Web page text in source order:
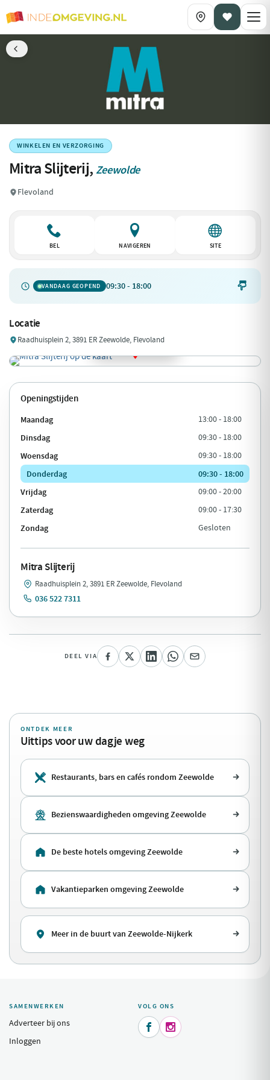
WINKELEN EN VERZORGING
Mitra Slijterij, Zeewolde
Flevoland
BEL NAVIGEREN SITE
VANDAAG GEOPEND 09:30 - 18:00 
Locatie
Raadhuisplein 2, 3891 ER Zeewolde, Flevoland
Openingstijden
Maandag 13:00 - 18:00
Dinsdag 09:30 - 18:00
Woensdag 09:30 - 18:00
Donderdag
09:30 - 18:00
Vrijdag
09:00 - 20:00
Zaterdag 09:00 - 17:30
Zondag Gesloten
Mitra Slijterij
Raadhuisplein 2, 3891 ER Zeewolde, Flevoland
036 522 7311
DEEL VIA
ONTDEK MEER
Uittips voor uw dagje weg
Restaurants, bars en cafés rondom Zeewolde
Bezienswaardigheden omgeving Zeewolde
De beste hotels omgeving Zeewolde
Vakantieparken omgeving Zeewolde
Meer in de buurt van Zeewolde-Nijkerk
SAMENWERKEN
Adverteer bij ons
Inloggen
VOLG ONS
 